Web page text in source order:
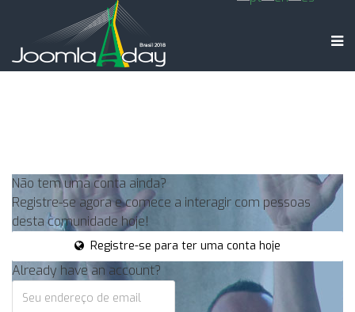
Não tem uma conta ainda?
Registre-se agora e comece a interagir com pessoas
desta comunidade hoje!
Registre-se para ter uma conta hoje
Already have an account?